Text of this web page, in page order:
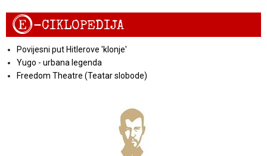
E-CIKLOPEDIJA
Povijesni put Hitlerove 'klonje'
Yugo - urbana legenda
Freedom Theatre (Teatar slobode)